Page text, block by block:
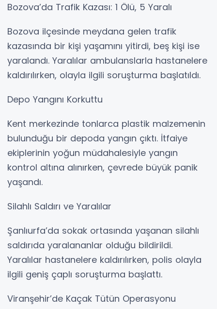
Bozova’da Trafik Kazası: 1 Ölü, 5 Yaralı
Bozova ilçesinde meydana gelen trafik
kazasında bir kişi yaşamını yitirdi, beş kişi ise
yaralandı. Yaralılar ambulanslarla hastanelere
kaldırılırken, olayla ilgili soruşturma başlatıldı.
Depo Yangını Korkuttu
Kent merkezinde tonlarca plastik malzemenin
bulunduğu bir depoda yangın çıktı. İtfaiye
ekiplerinin yoğun müdahalesiyle yangın
kontrol altına alınırken, çevrede büyük panik
yaşandı.
Silahlı Saldırı ve Yaralılar
Şanlıurfa’da sokak ortasında yaşanan silahlı
saldırıda yaralananlar olduğu bildirildi.
Yaralılar hastanelere kaldırılırken, polis olayla
ilgili geniş çaplı soruşturma başlattı.
Viranşehir’de Kaçak Tütün Operasyonu